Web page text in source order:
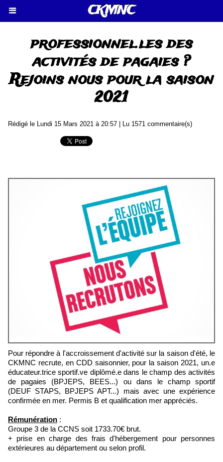
CKMNC
professionnel.les des
activités de pagaies ?
Rejoins nous pour la saison
2021
Rédigé le Lundi 15 Mars 2021 à 20:57 | Lu 1571 commentaire(s)
Pour répondre à l'accroissement d'activité sur la saison d'été, le
CKMNC recrute, en CDD saisonnier, pour la saison 2021, un.e
éducateur.trice sportif.ve diplômé.e dans le champ des activités
de pagaies (BPJEPS, BEES...) ou dans le champ sportif
(DEUF STAPS, BPJEPS APT...) mais avec une expérience
confirmée en mer. Permis B et qualification mer appréciés.
Rémunération :
Groupe 3 de la CCNS soit 1733.70€ brut.
+ prise en charge des frais d'hébergement pour personnes
extérieures au département ou selon profil.